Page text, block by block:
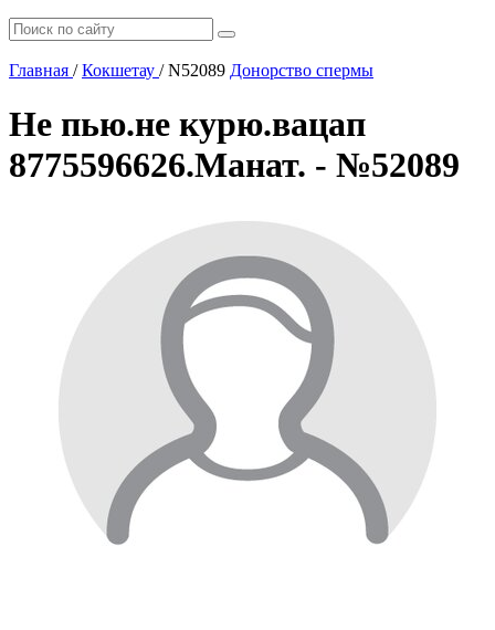
Главная / Кокшетау /N52089 Донорство спермы
Не пью.не курю.вацап
8775596626.Манат. - №52089